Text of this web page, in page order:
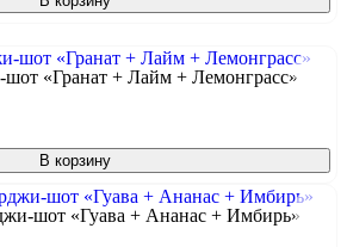
«Гранат + Лайм + Лемонграсс»
В корзину
шот «Гуава + Ананас + Имбирь»